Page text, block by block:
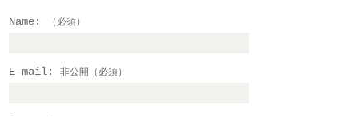
Name: （必須）
E-mail: 非公開（必須）